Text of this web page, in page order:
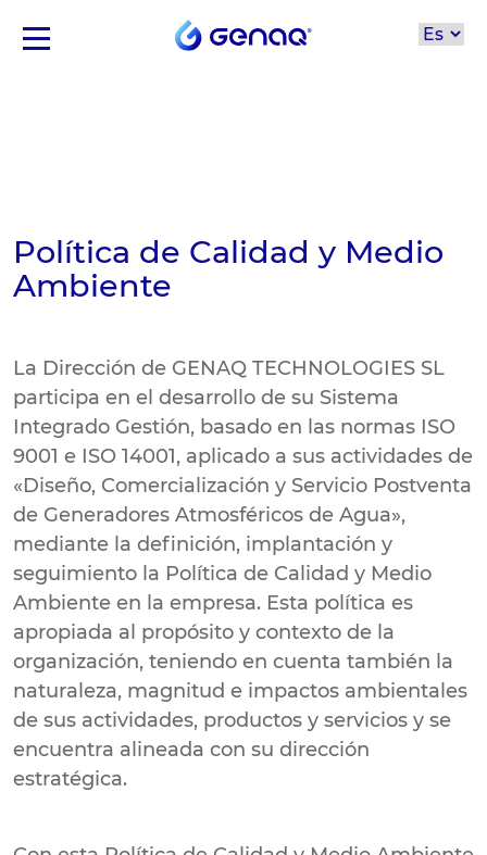
Política de Calidad y Medio
Ambiente
La Dirección de GENAQ TECHNOLOGIES SL
participa en el desarrollo de su Sistema
Integrado Gestión, basado en las normas ISO
9001 e ISO 14001, aplicado a sus actividades de
«Diseño, Comercialización y Servicio Postventa
de Generadores Atmosféricos de Agua»,
mediante la definición, implantación y
seguimiento la Política de Calidad y Medio
Ambiente en la empresa. Esta política es
apropiada al propósito y contexto de la
organización, teniendo en cuenta también la
naturaleza, magnitud e impactos ambientales
de sus actividades, productos y servicios y se
encuentra alineada con su dirección
estratégica.